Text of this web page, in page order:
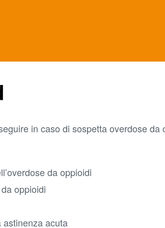
in caso di sospetta overdose da
da oppioidi
oppioidi
acuta